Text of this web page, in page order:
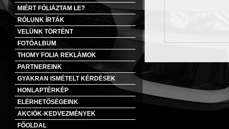
MIÉRT FÓLIÁZTAM LE?
RÓLUNK ÍRTÁK
VELÜNK TÖRTÉNT
FOTÓALBUM
THOMY FOLIA REKLÁMOK
PARTNEREINK
GYAKRAN ISMÉTELT KÉRDÉSEK
HONLAPTÉRKÉP
ELÉRHETŐSÉGEINK
AKCIÓK-KEDVEZMÉNYEK
FŐOLDAL